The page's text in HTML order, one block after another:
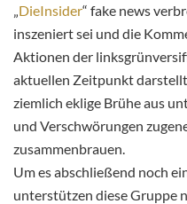
„DieInsider“ fake news
inszeniert sei und die
Aktionen der
aktuellen Zeitpunkt
ziemlich eklige Brühe aus
und Verschwörungen
zusammenbrauen.
Um es abschließend noch
unterstützen diese Gruppe